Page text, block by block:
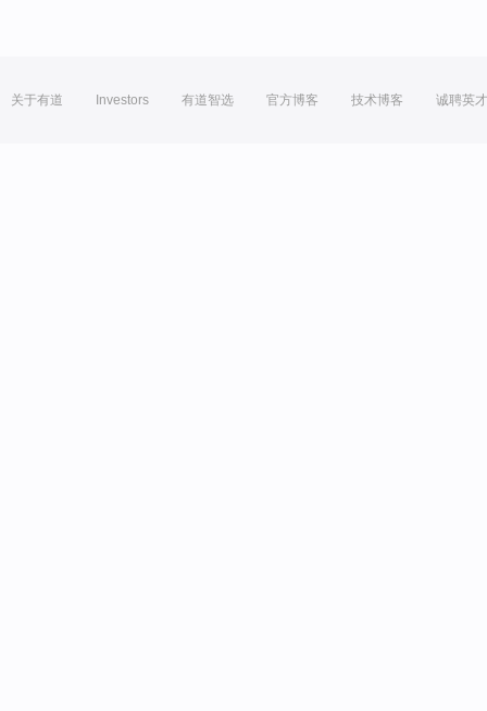
关于有道 Investors 有道智选 官方博客 技术博客 诚聘英才